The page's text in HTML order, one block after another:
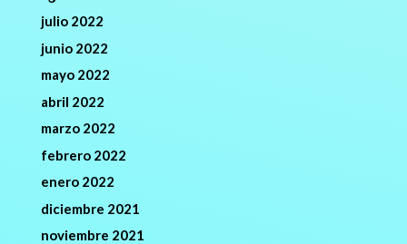
julio 2022
junio 2022
mayo 2022
abril 2022
marzo 2022
febrero 2022
enero 2022
diciembre 2021
noviembre 2021